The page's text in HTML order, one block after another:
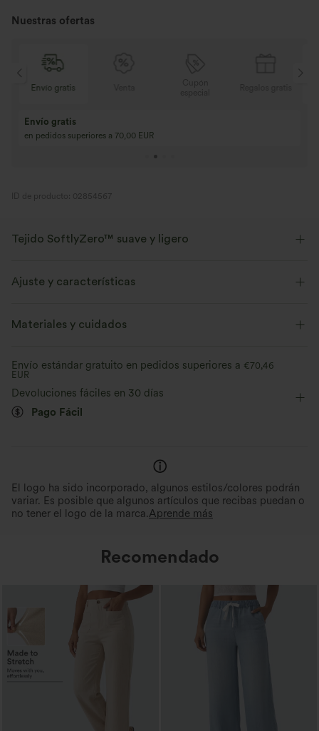
Nuestras ofertas
Venta
Compra 3 y llévate 1 gratis
Compra 4 por 3, compra 8 por 6
ID de producto: 02854567
Tejido SoftlyZero™ suave y ligero
como si no llevaras nada.
Ajuste y características
Cintura cruzada
Elasticidad alta
Materiales y cuidados
Envío estándar gratuito en pedidos superiores a €70,46
EUR
Devoluciones fáciles en 30 días
Pago Fácil
El logo ha sido incorporado, algunos estilos/colores podrán
variar. Es posible que algunos artículos que recibas puedan o
no tener el logo de la marca.Aprende más
Recomendado